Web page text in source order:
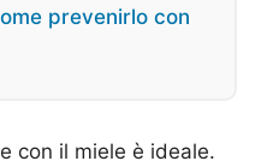
prevenirlo con
con il miele è ideale.